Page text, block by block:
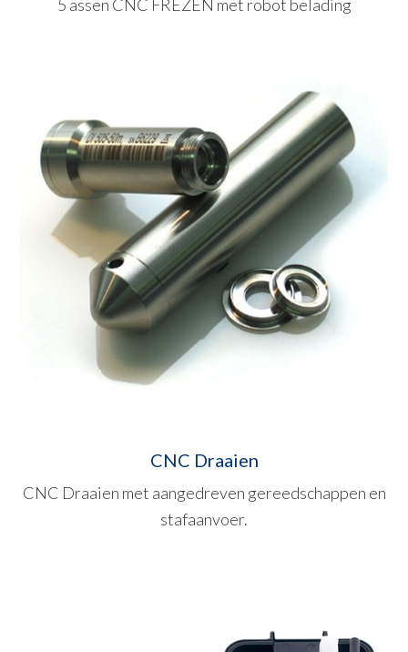
5 assen CNC FREZEN met robot belading
CNC Draaien
CNC Draaien met aangedreven gereedschappen en
stafaanvoer.